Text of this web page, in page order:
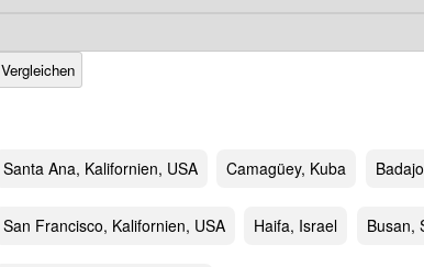
Vergleichen
Santa Ana, Kalifornien, USA Camagüey, Kuba
San Francisco, Kalifornien, USA Haifa, Israel Busan,